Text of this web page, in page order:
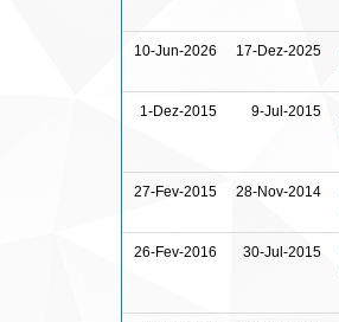
10-Jun-2026 17-Dez-2025
1-Dez-2015 9-Jul-2015
27-Fev-2015 28-Nov-2014
26-Fev-2016 30-Jul-2015